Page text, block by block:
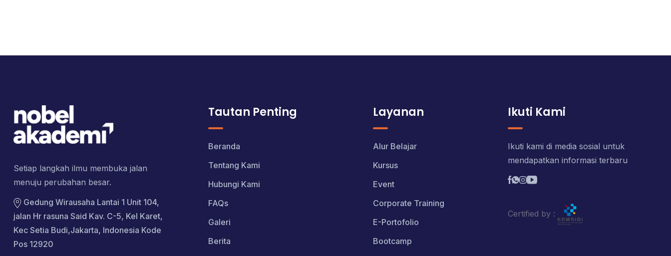
Setiap langkah ilmu membuka jalan
menuju perubahan besar.
Gedung Wirausaha Lantai 1 Unit 104,
jalan Hr rasuna Said Kav. C-5, Kel Karet,
Kec Setia Budi,Jakarta, Indonesia Kode
Pos 12920
Tautan Penting
Beranda
Tentang Kami
Hubungi Kami
FAQs
Galeri
Berita
Layanan
Alur Belajar
Kursus
Event
Corporate Training
E-Portofolio
Bootcamp
Ikuti Kami
Ikuti kami di media sosial untuk
mendapatkan informasi terbaru
Certified by :